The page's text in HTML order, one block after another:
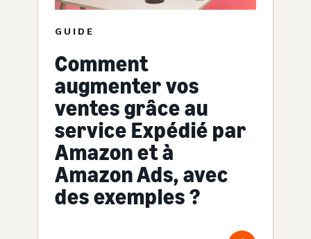
GUIDE
Comment
augmenter vos
ventes grâce au
service Expédié par
Amazon et à
Amazon Ads, avec
des exemples ?